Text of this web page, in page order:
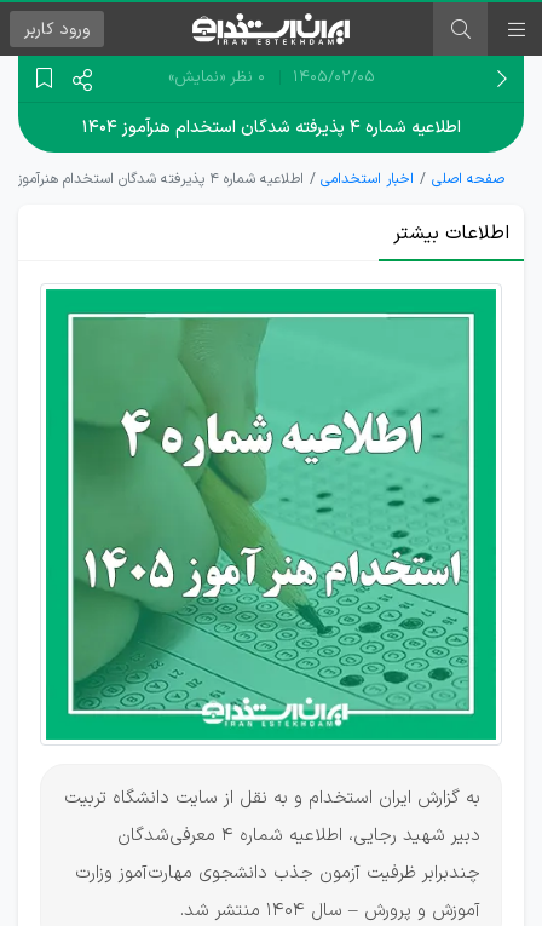
ورود کاربر
۱۴۰۵/۰۲/۰۵ 0 نظر «نمایش»
اطلاعیه شماره ۴ پذیرفته شدگان استخدام هنرآموز ۱۴۰۴
صفحه اصلی اخبار استخدامی اطلاعیه شماره ۴ پذیرفته شدگان استخدام هنرآموز ۱۴۰۴
اطلاعات بیشتر
اطلاعیه
پذیرفته
استخدام
هنرآموز
به گزارش ایران استخدام و به نقل از سایت دانشگاه تربیت
دبیر شهید رجایی، اطلاعیه شماره ۴ معرفی‌شدگان
چندبرابر ظرفیت آزمون جذب دانشجوی مهارت‌آموز وزارت
آموزش و پرورش – سال ۱۴۰۴ منتشر شد.